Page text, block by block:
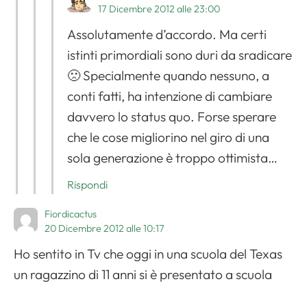
17 Dicembre 2012 alle 23:00
Assolutamente d’accordo. Ma certi
istinti primordiali sono duri da sradicare
🙁 Specialmente quando nessuno, a
conti fatti, ha intenzione di cambiare
davvero lo status quo. Forse sperare
che le cose migliorino nel giro di una
sola generazione è troppo ottimista…
Rispondi
Fiordicactus
20 Dicembre 2012 alle 10:17
Ho sentito in Tv che oggi in una scuola del Texas
un ragazzino di 11 anni si è presentato a scuola